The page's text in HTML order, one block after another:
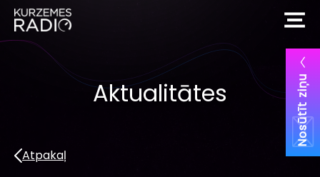
Nosūtīt ziņu
Aktualitātes
Atpakaļ